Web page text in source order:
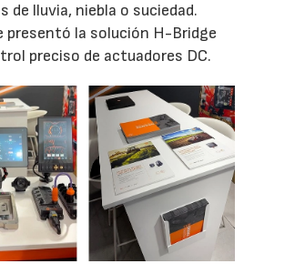
de lluvia, niebla o suciedad.
presentó la solución H-Bridge
preciso de actuadores DC.